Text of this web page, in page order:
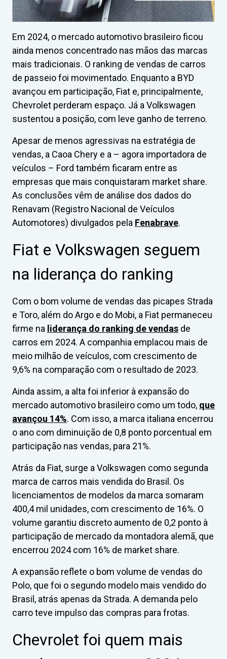
Em 2024, o mercado automotivo brasileiro ficou
ainda menos concentrado nas mãos das marcas
mais tradicionais. O ranking de vendas de carros
de passeio foi movimentado. Enquanto a BYD
avançou em participação, Fiat e, principalmente,
Chevrolet perderam espaço. Já a Volkswagen
sustentou a posição, com leve ganho de terreno.
Apesar de menos agressivas na estratégia de
vendas, a Caoa Chery e a – agora importadora de
veículos – Ford também ficaram entre as
empresas que mais conquistaram market share.
As conclusões vêm de análise dos dados do
Renavam (Registro Nacional de Veículos
Automotores) divulgados pela Fenabrave.
Fiat e Volkswagen seguem
na liderança do ranking
Com o bom volume de vendas das picapes Strada
e Toro, além do Argo e do Mobi, a Fiat permaneceu
firme na liderança do ranking de vendas de
carros em 2024. A companhia emplacou mais de
meio milhão de veículos, com crescimento de
9,6% na comparação com o resultado de 2023.
Ainda assim, a alta foi inferior à expansão do
mercado automotivo brasileiro como um todo, que
avançou 14%. Com isso, a marca italiana encerrou
o ano com diminuição de 0,8 ponto porcentual em
participação nas vendas, para 21%.
Atrás da Fiat, surge a Volkswagen como segunda
marca de carros mais vendida do Brasil. Os
licenciamentos de modelos da marca somaram
400,4 mil unidades, com crescimento de 16%. O
volume garantiu discreto aumento de 0,2 ponto à
participação de mercado da montadora alemã, que
encerrou 2024 com 16% de market share.
A expansão reflete o bom volume de vendas do
Polo, que foi o segundo modelo mais vendido do
Brasil, atrás apenas da Strada. A demanda pelo
carro teve impulso das compras para frotas.
Chevrolet foi quem mais